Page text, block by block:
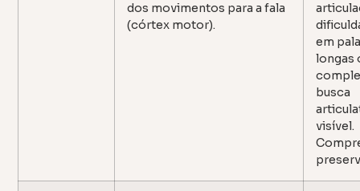
dos movimentos para a fala
(córtex motor).
em
longas
busca
visível.